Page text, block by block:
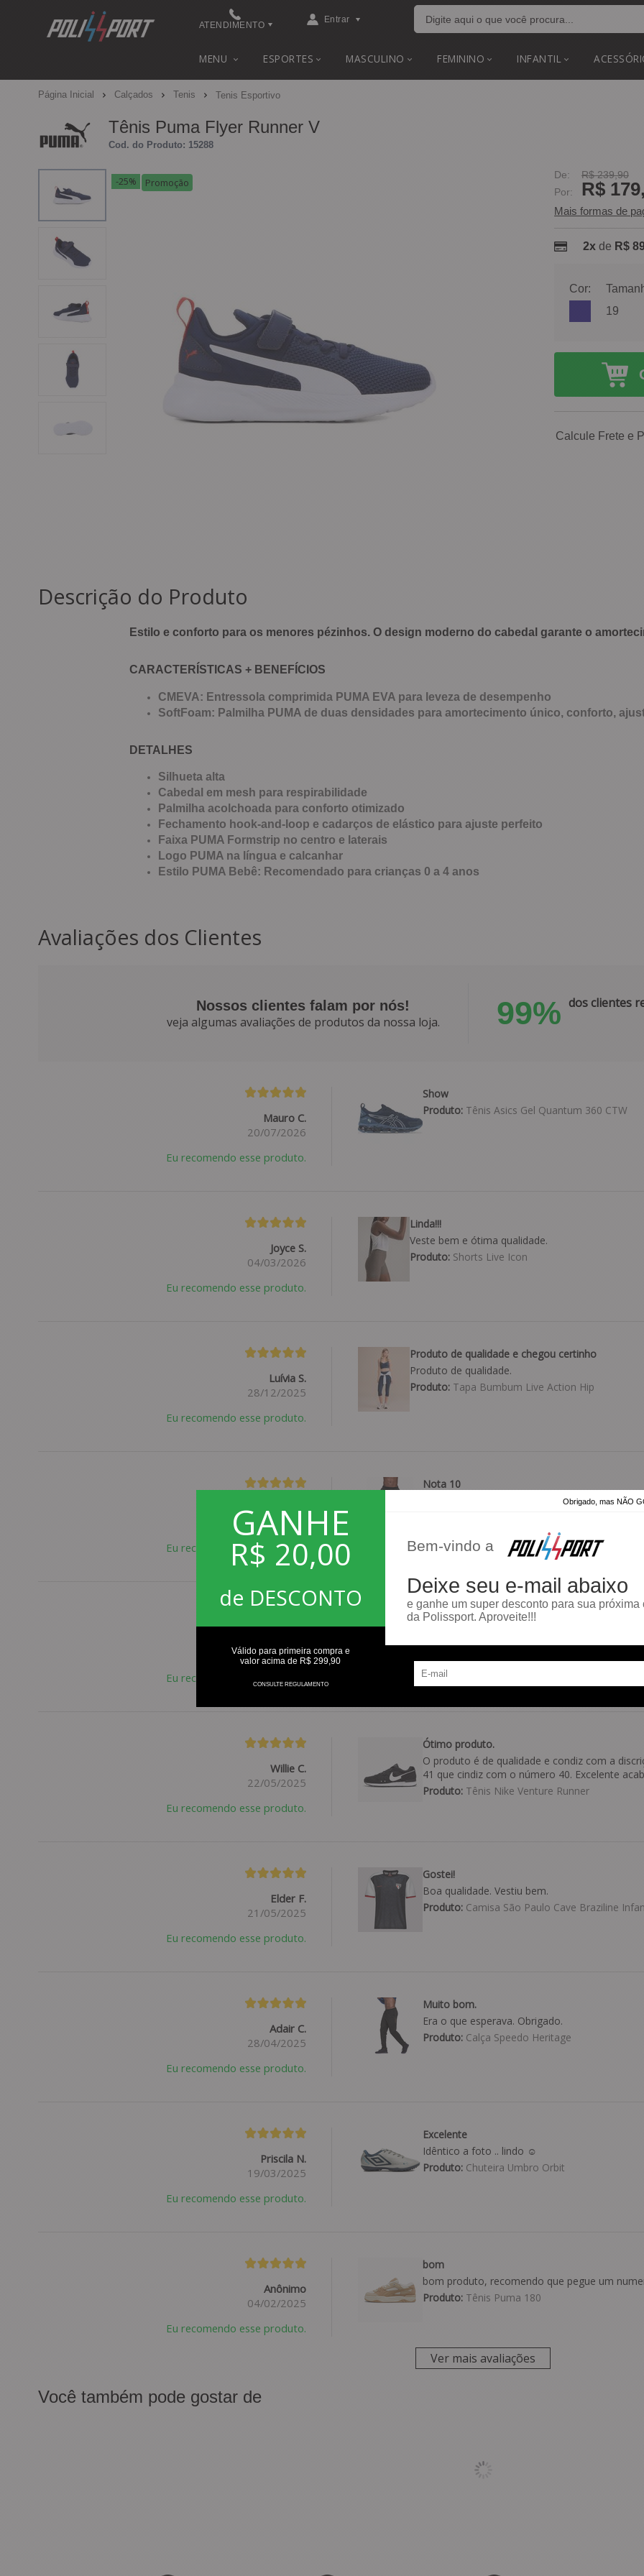
Obrigado, mas NÃO
GANHE
R$ 20,00
de DESCONTO
Válido para primeira compra e
valor acima de R$ 299,90
CONSULTE REGULAMENTO
Bem-vindo a
Deixe seu e-mail abaixo
e ganhe um super desconto para sua próxima
da Polissport. Aproveite!!!
ATENDIMENTO
(48) 3622-0041
(48) 3622-0041
contato@polissport.com.br
Entrar
MENU ESPORTES MASCULINO FEMININO INFANTIL
Página Inicial Calçados Tenis Tenis Esportivo
Tênis Puma Flyer Runner V
Cod. do Produto: 15288
-25% Promoção
De:
R$ 239,90
Por:
R$
Mais formas de
2xdeR$
Cor:
19
Calcule Frete e
Descrição do Produto
Estilo e conforto para os menores pézinhos. O design moderno do cabedal garante o
CARACTERÍSTICAS + BENEFÍCIOS
CMEVA: Entressola comprimida PUMA EVA para leveza de desempenho
SoftFoam: Palmilha PUMA de duas densidades para amortecimento único, conforto,
DETALHES
Silhueta alta
Cabedal em mesh para respirabilidade
Palmilha acolchoada para conforto otimizado
Fechamento hook-and-loop e cadarços de elástico para ajuste perfeito
Faixa PUMA Formstrip no centro e laterais
Logo PUMA na língua e calcanhar
Estilo PUMA Bebê: Recomendado para crianças 0 a 4 anos
Avaliações dos Clientes
Nossos clientes falam por nós!
veja algumas avaliações de produtos da nossa loja.
99% dos clientes
Mauro C.
20/07/2026
Eu recomendo esse produto.
Show
Produto:Tênis Asics Gel Quantum 360 CTW
Joyce S.
04/03/2026
Eu recomendo esse produto.
Linda!!!
Veste bem e ótima qualidade.
Produto:Shorts Live Icon
Luívia S.
28/12/2025
Eu recomendo esse produto.
Produto de qualidade e chegou certinho
Produto de qualidade.
Produto:Tapa Bumbum Live Action Hip
Cristiano T.
09/09/2025
Eu recomendo esse produto.
Nota 10
09/06/2025
Eu recomendo esse produto.
Bom parabéns
Produto:Bermuda Puma Archive
Willie C.
22/05/2025
Eu recomendo esse produto.
Ótimo produto.
O produto é de qualidade e condiz com a
41 que cindiz com o número 40. Excelente
Produto:Tênis Nike Venture Runner
Elder F.
21/05/2025
Eu recomendo esse produto.
Gostei!
Boa qualidade. Vestiu bem.
Produto:Camisa São Paulo Cave Braziline
Adair C.
28/04/2025
Eu recomendo esse produto.
Muito bom.
Era o que esperava. Obrigado.
Produto:Calça Speedo Heritage
Priscila N.
19/03/2025
Eu recomendo esse produto.
Excelente
Idêntico a foto .. lindo ☺️
Produto:Chuteira Umbro Orbit
Anônimo
04/02/2025
Eu recomendo esse produto.
bom
bom produto, recomendo que pegue um
Produto:Tênis Puma 180
Ver mais avaliações
Você também pode gostar de